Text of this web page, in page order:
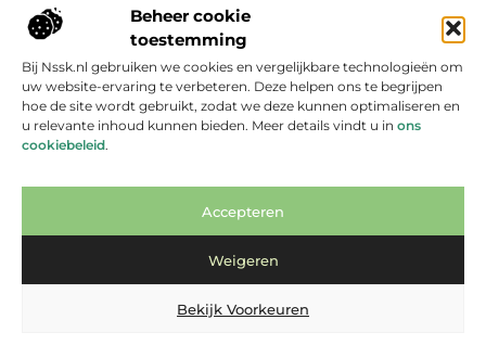
Beheer cookie
toestemming
Bij Nssk.nl gebruiken we cookies en vergelijkbare technologieën om
uw website-ervaring te verbeteren. Deze helpen ons te begrijpen
hoe de site wordt gebruikt, zodat we deze kunnen optimaliseren en
u relevante inhoud kunnen bieden. Meer details vindt u in ons
cookiebeleid.
Accepteren
Weigeren
Bekijk Voorkeuren
Verken een gevarieerd aanbod aan blogs en artikelen over het
dagelijks leven – van handige adviezen tot verdiepende
inzichten, allemaal te vinden op NSSK.nl.
Onze informatie
Bericht categorie
Cookiebeleid (EU)